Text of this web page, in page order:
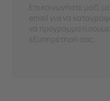
Επικοινωνήστε μαζί
email για να
να
εξυπηρέτησή σας.